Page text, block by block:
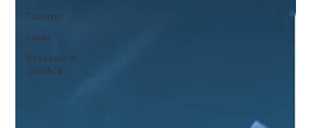
Turismo
Lazer
Assessoria
Jurídica